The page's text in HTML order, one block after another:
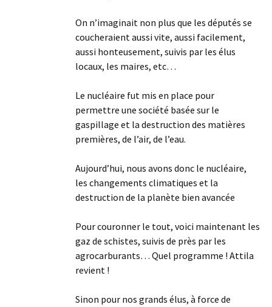
On n’imaginait non plus que les députés se
coucheraient aussi vite, aussi facilement,
aussi honteusement, suivis par les élus
locaux, les maires, etc…
Le nucléaire fut mis en place pour
permettre une société basée sur le
gaspillage et la destruction des matières
premières, de l’air, de l’eau.
Aujourd’hui, nous avons donc le nucléaire,
les changements climatiques et la
destruction de la planète bien avancée
Pour couronner le tout, voici maintenant les
gaz de schistes, suivis de près par les
agrocarburants… Quel programme ! Attila
revient !
Sinon pour nos grands élus, à force de